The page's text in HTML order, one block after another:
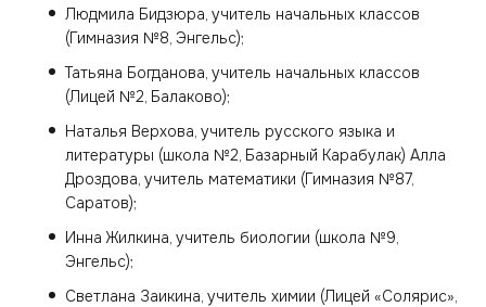
Людмила Бидзюра, учитель начальных классов
(Гимназия №8, Энгельс);
Татьяна Богданова, учитель начальных классов
(Лицей №2, Балаково);
Наталья Верхова, учитель русского языка и
литературы (школа №2, Базарный Карабулак) Алла
Дроздова, учитель математики (Гимназия №87,
Саратов);
Инна Жилкина, учитель биологии (школа №9,
Энгельс);
Светлана Заикина, учитель химии (Лицей «Солярис»,